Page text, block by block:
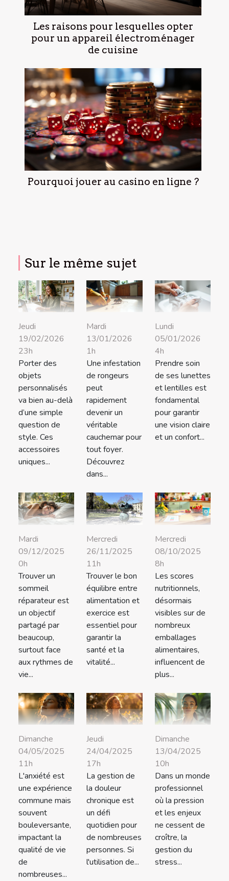
Les raisons pour lesquelles opter
pour un appareil électroménager
de cuisine
Pourquoi jouer au casino en ligne ?
Sur le même sujet
Jeudi
19/02/2026
23h
Porter des
objets
personnalisés
va bien au-delà
d’une simple
question de
style. Ces
accessoires
uniques...
Mardi
13/01/2026
1h
Une infestation
de rongeurs
peut
rapidement
devenir un
véritable
cauchemar pour
tout foyer.
Découvrez
dans...
Lundi
05/01/2026
4h
Prendre soin
de ses lunettes
et lentilles est
fondamental
pour garantir
une vision claire
et un confort...
Mardi
09/12/2025
0h
Trouver un
sommeil
réparateur est
un objectif
partagé par
beaucoup,
surtout face
aux rythmes de
vie...
Mercredi
26/11/2025
11h
Trouver le bon
équilibre entre
alimentation et
exercice est
essentiel pour
garantir la
santé et la
vitalité...
Mercredi
08/10/2025
8h
Les scores
nutritionnels,
désormais
visibles sur de
nombreux
emballages
alimentaires,
influencent de
plus...
Dimanche
04/05/2025
11h
L'anxiété est
une expérience
commune mais
souvent
bouleversante,
impactant la
qualité de vie
de
nombreuses...
Jeudi
24/04/2025
17h
La gestion de
la douleur
chronique est
un défi
quotidien pour
de nombreuses
personnes. Si
l'utilisation de...
Dimanche
13/04/2025
10h
Dans un monde
professionnel
où la pression
et les enjeux
ne cessent de
croître, la
gestion du
stress...